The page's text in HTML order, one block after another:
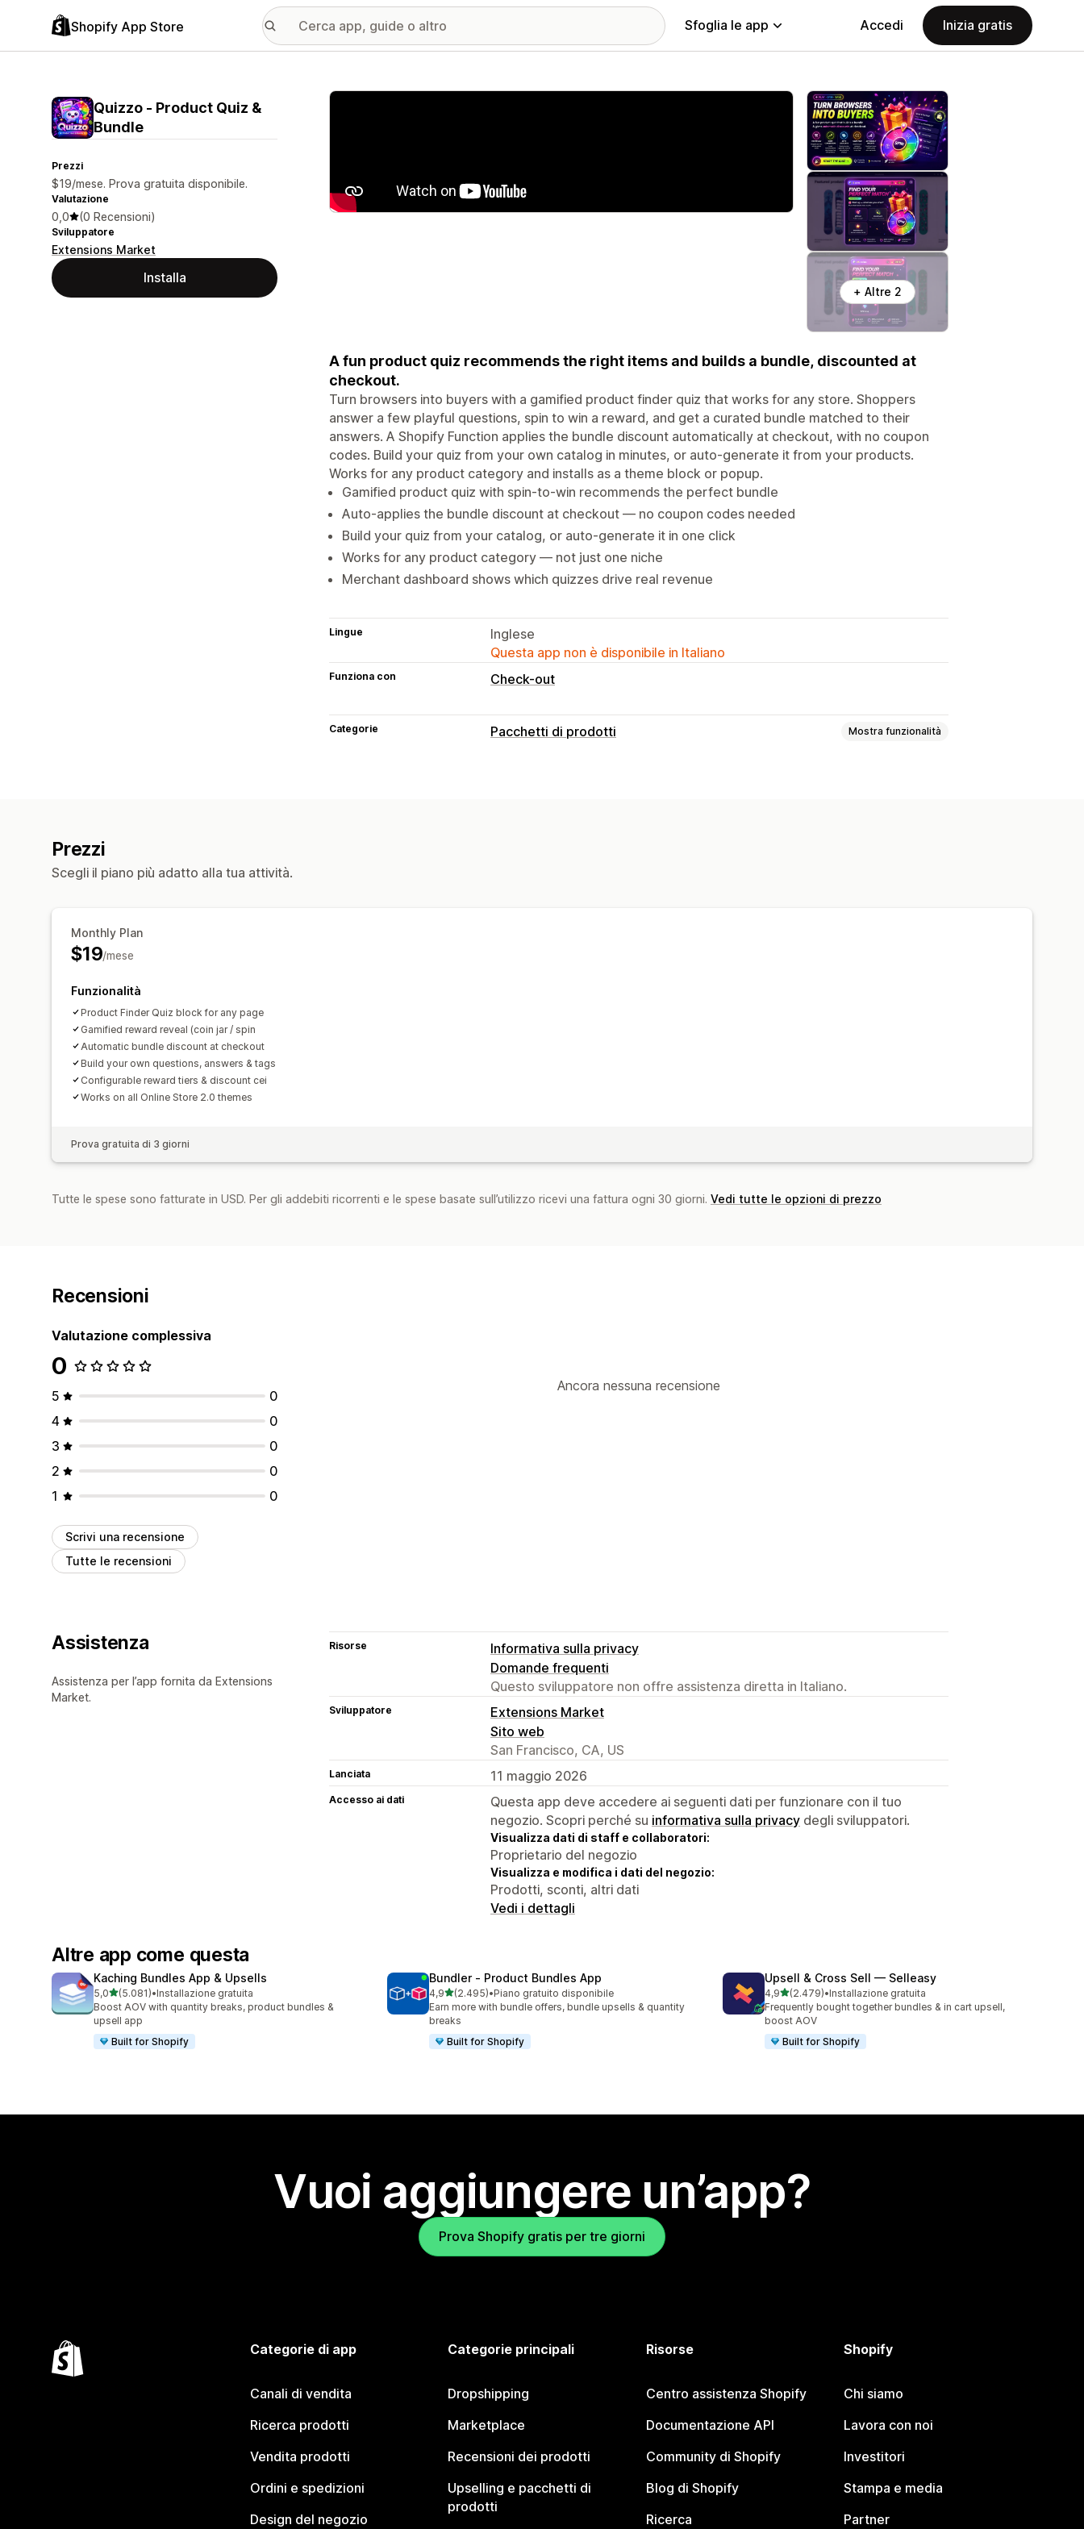
Shopify App Store Sfoglia le app Accedi Inizia gratis
Quizzo ‑ Product Quiz &
Bundle
Prezzi
$19/mese. Prova gratuita disponibile.
Valutazione
0,0 (0 Recensioni)
Sviluppatore
Extensions Market
Installa
Galleria immagini in evidenza
+ Altre 2
A fun product quiz recommends the right items and builds a bundle, discounted at
checkout.
Turn browsers into buyers with a gamified product finder quiz that works for any store. Shoppers
answer a few playful questions, spin to win a reward, and get a curated bundle matched to their
answers. A Shopify Function applies the bundle discount automatically at checkout, with no coupon
codes. Build your quiz from your own catalog in minutes, or auto-generate it from your products.
Works for any product category and installs as a theme block or popup.
Gamified product quiz with spin-to-win recommends the perfect bundle
Auto-applies the bundle discount at checkout — no coupon codes needed
Build your quiz from your catalog, or auto-generate it in one click
Works for any product category — not just one niche
Merchant dashboard shows which quizzes drive real revenue
Lingue
Inglese
Questa app non è disponibile in Italiano
Funziona con Check-out
Categorie Pacchetti di prodotti Mostra funzionalità
Prezzi
Scegli il piano più adatto alla tua attività.
Monthly Plan
$19/mese
Funzionalità
Product Finder Quiz block for any page
Gamified reward reveal (coin jar / spin
Automatic bundle discount at checkout
Build your own questions, answers & tags
Configurable reward tiers & discount cei
Works on all Online Store 2.0 themes
Prova gratuita di 3 giorni
Tutte le spese sono fatturate in USD. Per gli addebiti ricorrenti e le spese basate sull’utilizzo ricevi una fattura ogni 30 giorni. Vedi tutte le opzioni di prezzo
Recensioni
Valutazione complessiva
0
5
0
4
0
3
0
2
0
1
0
Scrivi una recensione
Tutte le recensioni
Ancora nessuna recensione
Assistenza
Assistenza per l’app fornita da Extensions
Market.
Risorse
Informativa sulla privacy
Domande frequenti
Questo sviluppatore non offre assistenza diretta in Italiano.
Sviluppatore
Extensions Market
Sito web
San Francisco, CA, US
Lanciata 11 maggio 2026
Accesso ai dati
Questa app deve accedere ai seguenti dati per funzionare con il tuo
negozio. Scopri perché su informativa sulla privacy degli sviluppatori.
Visualizza dati di staff e collaboratori:
Proprietario del negozio
Visualizza e modifica i dati del negozio:
Prodotti, sconti, altri dati
Vedi i dettagli
Altre app come questa
Kaching Bundles App & Upsells
5,0stelle su 5
(5.081)
5081 recensioni totali
•Installazione gratuita
Boost AOV with quantity breaks, product bundles &
upsell app
Built for Shopify
Bundler ‑ Product Bundles App
4,9stelle su 5
(2.495)
2495 recensioni totali
•Piano gratuito disponibile
Earn more with bundle offers, bundle upsells & quantity
breaks
Built for Shopify
Upsell & Cross Sell — Selleasy
4,9stelle su 5
(2.479)
2479 recensioni totali
•Installazione gratuita
Frequently bought together bundles & in cart upsell,
boost AOV
Built for Shopify
Vuoi aggiungere un’app?
Prova Shopify gratis per tre giorni
Categorie di app
Canali di vendita
Ricerca prodotti
Vendita prodotti
Ordini e spedizioni
Design del negozio
Categorie principali
Dropshipping
Marketplace
Recensioni dei prodotti
Upselling e pacchetti di
prodotti
Risorse
Centro assistenza Shopify
Documentazione API
Community di Shopify
Blog di Shopify
Ricerca
Shopify
Chi siamo
Lavora con noi
Investitori
Stampa e media
Partner